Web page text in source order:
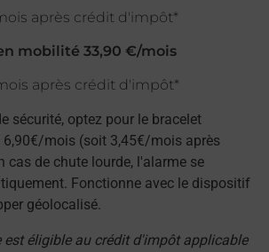
après crédit d'impôt*
mobilité 33,90 €/mois
après crédit d'impôt*
sécurité, optez pour le bracelet
6,90€/mois (soit 3,45€/mois après
cas de chute lourde, l'alarme se
Fonctionne avec le dispositif
géolocalisé.
est éligible au crédit d'impôt applicable